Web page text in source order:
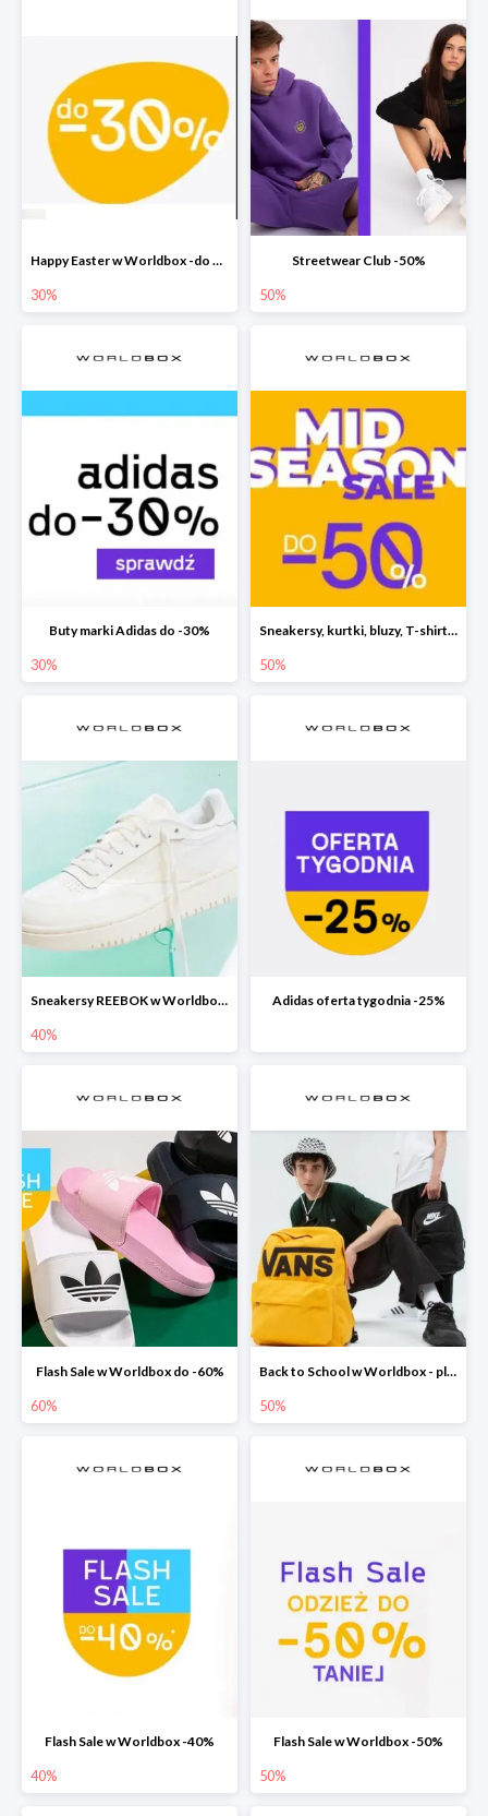
Happy Easter w Worldbox -do 30% na wybrane produkty
30%
Streetwear Club -50%
50%
Buty marki Adidas do -30%
30%
Sneakersy, kurtki, bluzy, T-shirty i akcesoria nawet o 50% taniej
50%
Sneakersy REEBOK w Worldbox do -40%
40%
Adidas oferta tygodnia -25%
Flash Sale w Worldbox do -60%
60%
Back to School w Worldbox - plecaki do -50%
50%
Flash Sale w Worldbox -40%
40%
Flash Sale w Worldbox -50%
50%